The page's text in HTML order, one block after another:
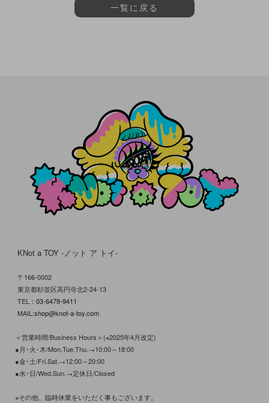
一覧に戻る
KNot a TOY -ノット ア トイ-
〒166-0002
東京都杉並区高円寺北2-24-13
TEL： 03-6479-9411
MAIL:shop@knot-a-toy.com
＜営業時間/Business Hours＞(※2025年4月改定)
●月･火･木/Mon.Tue.Thu.→10:00～18:00
●金･土/Fri.Sat.→12:00～20:00
●水･日/Wed.Sun.→定休日/Closed
※その他、臨時休業をいただく事もございます。